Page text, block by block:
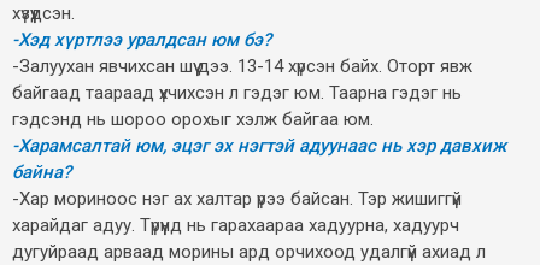
хүзүүдсэн.
-Хэд хүртлээ уралдсан юм бэ?
-Залуухан явчихсан шүү дээ. 13-14 хүрсэн байх. Оторт явж
байгаад таараад үхчихсэн л гэдэг юм. Таарна гэдэг нь
гэдсэнд нь шороо орохыг хэлж байгаа юм.
-Харамсалтай юм, эцэг эх нэгтэй адуунаас нь хэр давхиж
байна?
-Хар мориноос нэг ах халтар үрээ байсан. Тэр жишиггүй
харайдаг адуу. Түрүүнд нь гарахаараа хадуурна, хадуурч
дугуйраад арваад морины ард орчихоод удалгүй ахиад л